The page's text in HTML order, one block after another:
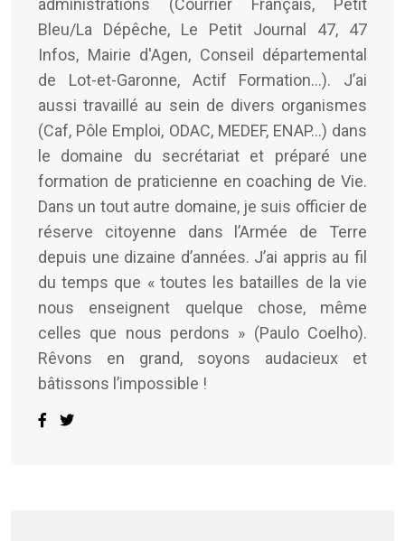
administrations (Courrier Français, Petit
Bleu/La Dépêche, Le Petit Journal 47, 47
Infos, Mairie d'Agen, Conseil départemental
de Lot-et-Garonne, Actif Formation...). J’ai
aussi travaillé au sein de divers organismes
(Caf, Pôle Emploi, ODAC, MEDEF, ENAP…) dans
le domaine du secrétariat et préparé une
formation de praticienne en coaching de Vie.
Dans un tout autre domaine, je suis officier de
réserve citoyenne dans l’Armée de Terre
depuis une dizaine d’années. J’ai appris au fil
du temps que « toutes les batailles de la vie
nous enseignent quelque chose, même
celles que nous perdons » (Paulo Coelho).
Rêvons en grand, soyons audacieux et
bâtissons l’impossible !